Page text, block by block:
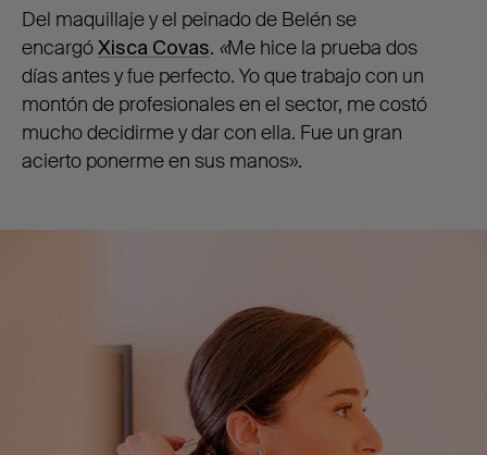
Del maquillaje y el peinado de Belén se
encargóXisca Covas. «Me hice la prueba dos
días antes y fue perfecto. Yo que trabajo con un
montón de profesionales en el sector, me costó
mucho decidirme y dar con ella. Fue un gran
acierto ponerme en sus manos».